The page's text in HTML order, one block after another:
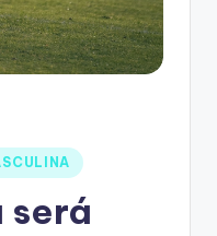
será